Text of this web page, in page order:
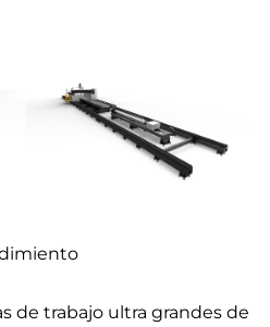
de trabajo ultra grandes de